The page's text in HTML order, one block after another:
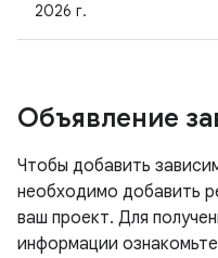
2026 г.
Объявление
Чтобы добавить
необходимо добавить
ваш проект. Для
информации